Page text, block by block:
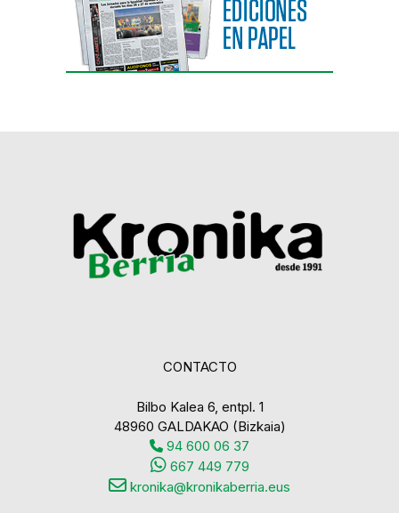
CONTACTO
Bilbo Kalea 6, entpl. 1
48960 GALDAKAO (Bizkaia)
94 600 06 37
667 449 779
kronika@kronikaberria.eus